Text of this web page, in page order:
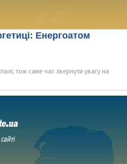
Енергоатом
тож саме час звернути увагу на